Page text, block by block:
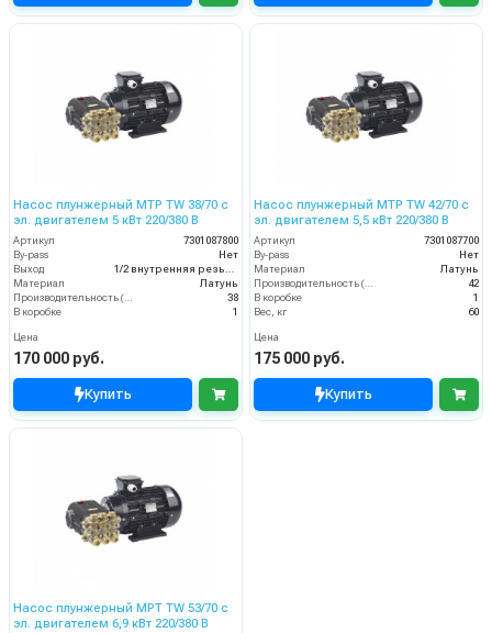
Насос плунжерный MTP TW 38/70 с
эл. двигателем 5 кВт 220/380 В
Артикул
7301087800
By-pass
Нет
Выход
Материал
Латунь
38
В коробке
1
Цена
170 000 руб.
Купить
Насос плунжерный MTP TW 42/70 с
эл. двигателем 5,5 кВт 220/380 В
Артикул
7301087700
By-pass
Нет
Материал
Латунь
42
В коробке
1
Вес, кг
60
Цена
175 000 руб.
Купить
Насос плунжерный MPT TW 53/70 с
эл. двигателем 6,9 кВт 220/380 В